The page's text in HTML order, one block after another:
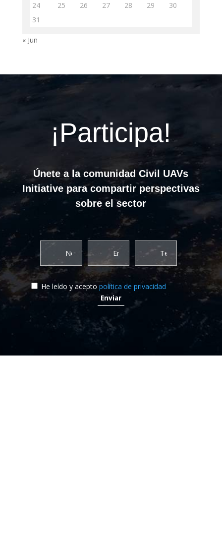
24
25 26 27 28 29
30
31
« Jun
¡Participa!
Únete a la comunidad Civil UAVs
Initiative para compartir perspectivas
sobre el sector
He leído y acepto política de privacidad